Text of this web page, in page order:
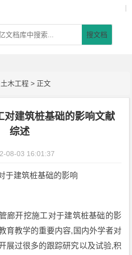
|
搜文档
土木工程 > 正文
对建筑桩基础的影响文献
综述
08-03 16:01:37
于建筑桩基础的影响
廊开挖施工对于建筑桩基础的影
育教学的重要内容,国内外学者对
展过很多的跟踪研究以及试验,积